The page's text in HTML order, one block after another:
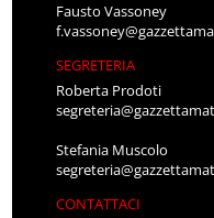
Fausto Vassoney
SEGRETERIA
Roberta Prodoti
Stefania Muscolo
CONTATTACI